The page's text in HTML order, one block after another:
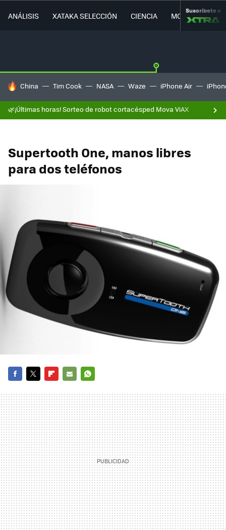
ANÁLISIS XATAKA SELECCIÓN CIENCIA MOVILIDAD
Suscríbete a
HOY SE HABLA DE
China Tim Cook NASA Waze iPhone Air
🌿¡Últimas horas! Sorteo de robot cortacésped Mova ViAX
Supertooth One, manos libres
para dos teléfonos
MAIL